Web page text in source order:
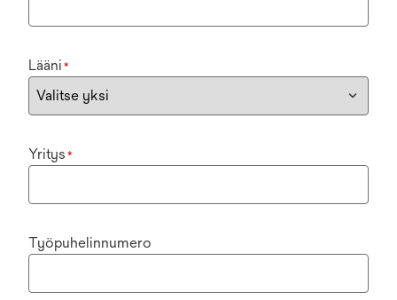
Lääni *
Yritys *
Työpuhelinnumero